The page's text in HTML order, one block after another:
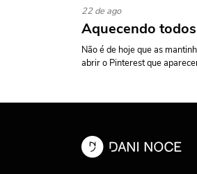
22 de ago
Aquecendo
Não é de hoje que as
abrir o Pinterest que